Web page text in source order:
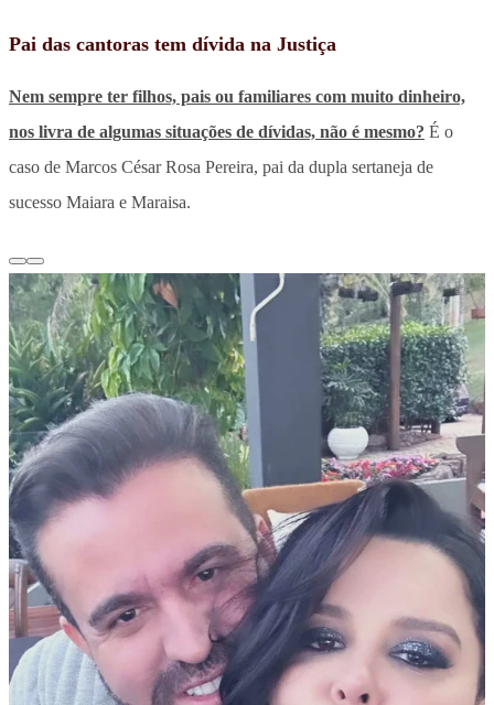
Pai das cantoras tem dívida na Justiça
Nem sempre ter filhos, pais ou familiares com muito dinheiro,
nos livra de algumas situações de dívidas, não é mesmo? É o
caso de Marcos César Rosa Pereira, pai da dupla sertaneja de
sucesso Maiara e Maraisa.